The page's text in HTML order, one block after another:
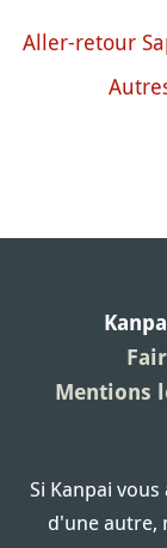
Aller-retour
Mentions
Si Kanpai
d'une autre,